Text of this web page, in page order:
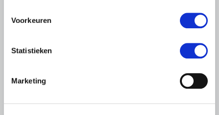
Voorkeuren
Statistieken
Marketing
Kamerlid Goudzwaard (JA21)
bezoekt melkveehouderij in